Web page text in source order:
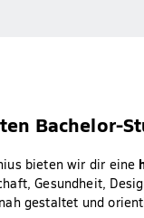
Bachelor-
bieten wir dir eine
Gesundheit,
gestaltet und